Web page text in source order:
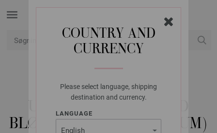
COUNTRY AND
CURRENCY
Please select language, shipping
destination and currency.
LANGUAGE
LANA GROSSA
ULD HÆKLENÅL MED
BLØDT GREB (ALUMINIUM)